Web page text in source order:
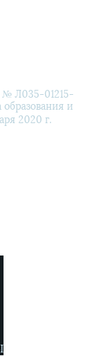
№ Л035-01215-
и
2020 г.